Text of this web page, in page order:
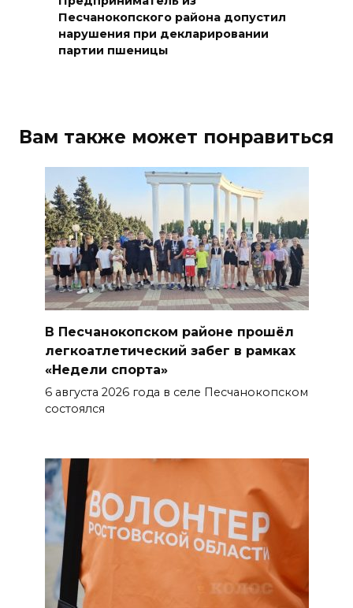
Песчанокопского района допустил
нарушения при декларировании
партии пшеницы
Вам также может понравиться
В Песчанокопском районе прошёл
легкоатлетический забег в рамках
«Недели спорта»
6 августа 2026 года в селе Песчанокопском
состоялся